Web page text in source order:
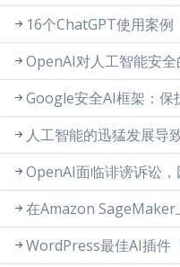
16个ChatGPT使用案例
OpenAI对人工智能安
Google安全AI框架：保
人工智能的迅猛发展导
OpenAI面临诽谤诉讼
在Amazon
WordPress最佳AI插件